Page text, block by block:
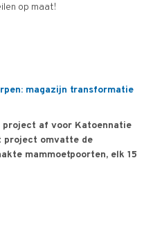
op maat!
magazijn transformatie
project af voor Katoennatie
project omvatte de
mammoetpoorten, elk 15